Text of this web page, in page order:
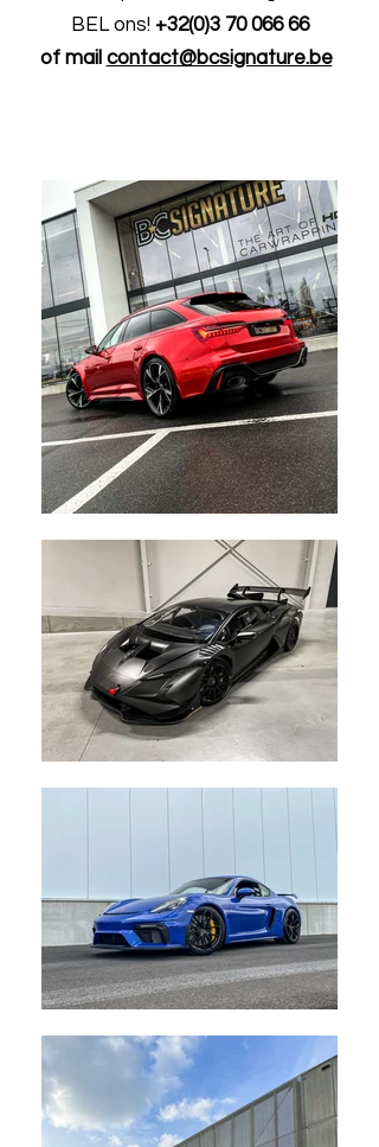
BEL ons! +32(0)3 70 066 66
of mail contact@bcsignature.bee